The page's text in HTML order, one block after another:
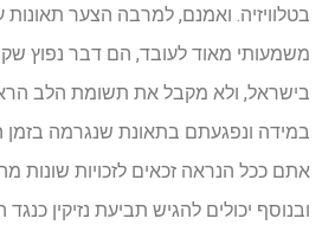
בטלוויזיה. ואמנם, למרבה הצער
משמעותי מאוד לעובד, הם דבר נפוץ
בישראל, ולא מקבל את תשומת הלב
במידה ונפגעתם בתאונת שנגרמה בזמן
אתם ככל הנראה זכאים לזכויות שונות
ובנוסף יכולים להגיש תביעת נזיקין